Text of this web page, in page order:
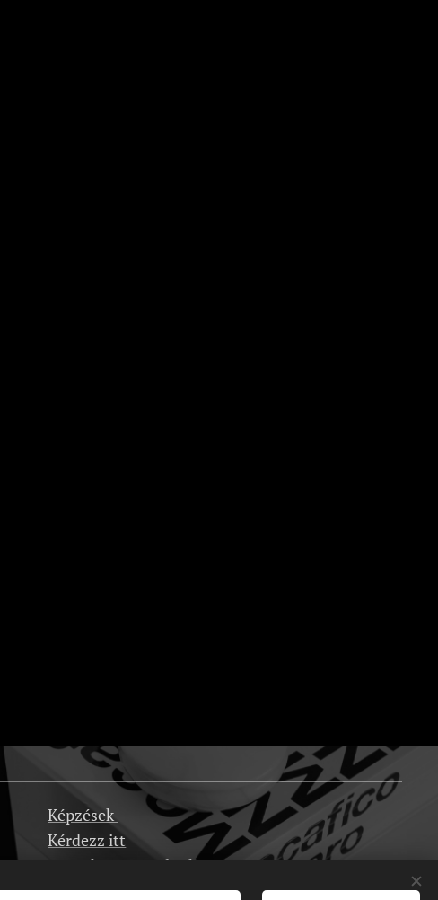
Képzések
Kérdezz itt
Dropshipping velünk
Karrier